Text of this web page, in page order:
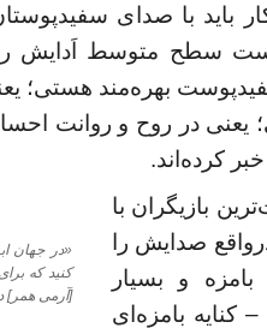
باید با صدای
سطح متوسط اَدایش را
بهره‌مند هستی؛
در روح و روانت
کرده‌اند.
«در جهان
کنید که
[آرمی همر]
بازیگران با
صدایش را
و بسیار
بامزه‌ای